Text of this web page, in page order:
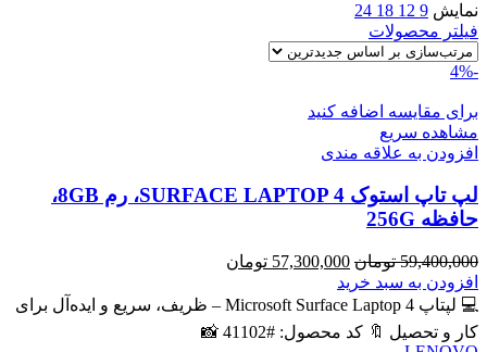
نمایش 9
12
18
24
فیلتر محصولات
-4%
برای مقایسه اضافه کنید
مشاهده سریع
افزودن به علاقه مندی
لپ تاپ استوک SURFACE LAPTOP 4، رم 8GB،
حافظه 256G
59,400,000 تومان قیمت
اصلی
59,400,000 تومان
57,300,000 تومان
57,300,000 تومان
است.
افزودن به سبد خرید
💻 لپتاپ Microsoft Surface Laptop 4 – ظریف، سریع و ایده‌آل برای
کار و تحصیل 🔖 کد محصول: #41102 📸